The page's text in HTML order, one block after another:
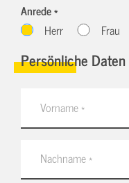
Anrede *
Herr
Frau
Persönliche Daten